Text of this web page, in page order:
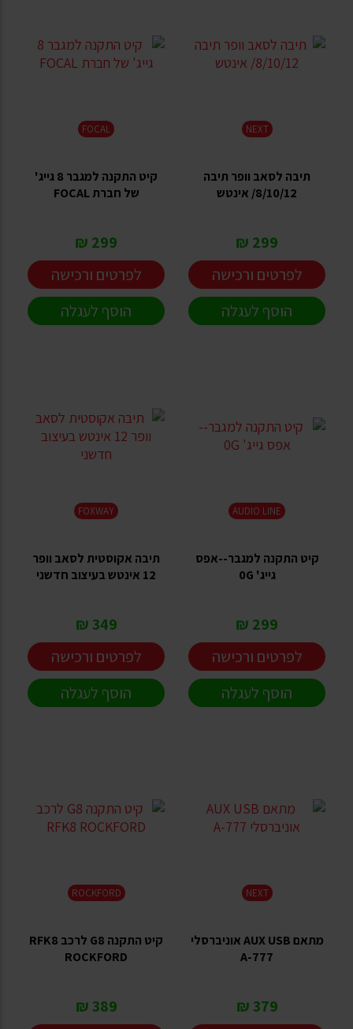
NEXT
תיבה לסאב וופר תיבה
8/10/12/ אינטש
299 ₪
לפרטים ורכישה
הוסף לעגלה
FOCAL
קיט התקנה למגבר 8 גייג'
של חברת FOCAL
299 ₪
לפרטים ורכישה
הוסף לעגלה
AUDIO LINE
קיט התקנה למגבר--אפס
גייג' 0G
299 ₪
לפרטים ורכישה
הוסף לעגלה
FOXWAY
תיבה אקוסטית לסאב וופר
12 אינטש בעיצוב חדשני
349 ₪
לפרטים ורכישה
הוסף לעגלה
NEXT
מתאם AUX USB אוניברסלי
A-777
379 ₪
ROCKFORD
קיט התקנה G8 לרכב RFK8
ROCKFORD
389 ₪